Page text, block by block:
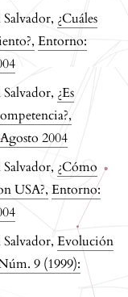
¿Cuáles
, Entorno:
¿Es
,
2004
¿Cómo
USA?, Entorno:
Evolución
9 (1999):